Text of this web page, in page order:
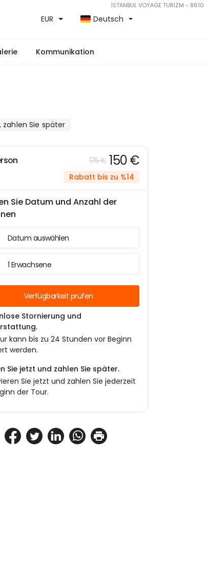
İSTANBUL VOYAGE TURİZM - 8610
EUR Deutsch
Kommunikation
zahlen Sie später
175 € 150 €
Rabatt bis zu %14
Sie Datum und Anzahl der
Datum auswählen
1 Erwachsene
Verfügbarkeit prüfen
Stornierung und
kann bis zu 24 Stunden vor Beginn
werden.
Sie jetzt und zahlen Sie später.
Sie jetzt und zahlen Sie jederzeit
der Tour.